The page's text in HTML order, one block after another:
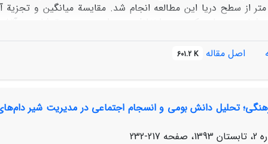
متوسط 1960 متر از سطح دریا این مطالعه انجام شد. مقایسة میانگین و
پوشش در سطح یک درصد اختلاف معنی‏داری بین عرصة شاهد و
و تاج پوشش دارای اختلاف میانگین در سطح یک درصد
اختلاف میانگین معنی‏دار در عرصه‏های آتش‏سوزی و شاهد دارند (01
Taeniatherum crinitum،Heteranthelium piliferum و
اصل مقاله 601.2 K
تحلیل دانش بومی و انسجام اجتماعی در مدیریت شیر
217-232